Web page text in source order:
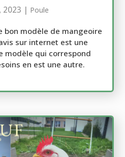
2023 | Poule
bon modèle de mangeoire
sur internet est une
modèle qui correspond
en est une autre.